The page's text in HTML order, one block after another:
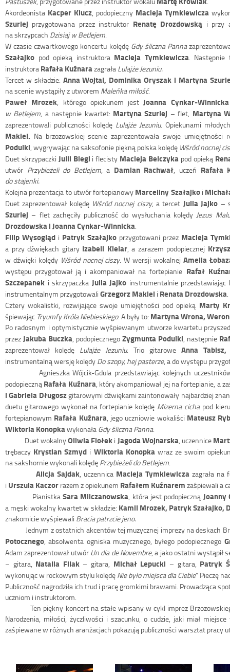
Akordeonista Kacper Klucz, podopieczny Macieja Tymkiewicza
Szurlej przygotowana przez instruktor Renatę Drozdowską i przy
na skrzypcach Dzisiaj w Betlejem.
W czasie czwartkowego koncertu kolędę Gdy śliczna Panna
Szałajko pod opieką instruktora Macieja Tymkiewicza. Następnie
instruktora Rafała Kuźnarazagrała Lulajże Jezuniu.
Tercet w składzie: Anna Wojtal, Dominika Oryszak i Martyna
na scenie wystąpiły z utworem Maleńka miłość.
Paweł Mrozek, którego opiekunem jestJoanna Cynkar-Winnicka
w Betlejem, a następnie kwartet: Martyna Szurlej – flet, Martyna
zaprezentowali publiczności kolędę Lulajże Jezuniu. Opiekunami
Makiel. Na brzozowskiej scenie zaprezentowała swoje umiejętności
Podulki, wygrywając na saksofonie piękną polska kolędę Wśród nocnej
Duet skrzypaczki Julii Biegi i flecisty Macieja Belczyka pod opieką
utwór Przybieżeli do Betlejem, a Damian Rachwał, uczeń Rafała
do stajenki.
Kolejna prezentacja to utwór fortepianowy Marceliny Szałajkoi
Duet zaprezentował kolędę Wśród nocnej ciszy, a tercet Julia Jajko –
Szurlej – flet zachęciły publiczność do wysłuchania kolędy Jezus
Drozdowska i Joanna Cynkar-Winnicka.
Filip Wysogląd i Patryk Szałajko przygotowani przez Macieja
a przy dźwiękach gitary Izabeli Kielar, a zarazem podopiecznej
w dźwięki kolędy Wśród nocnej ciszy. W wersji wokalnej Amelia
występu przygotował ją i akompaniował na fortepianie Rafał
Szczepanek i skrzypaczka Julia Jajko instrumentalnie
instrumentalnym przygotowali Grzegorz Makiel i Renata Drozdowska.
Cztery wokalistki, rozwijające swoje umiejętności pod opieką Marty
śpiewając Tryumfy Króla Niebieskiego. A były to: Martyna Wrona,
Po radosnym i optymistycznie wyśpiewanym utworze kwartetu
przez Jakuba Buczka, podopiecznego Zygmunta Podulki, następnie
zaprezentował kolędę Lulajże Jezuniu. Trio gitarowe Anna
instrumentalną wersję kolędy Do szopy, hej pasterze, a do występu
Agnieszka Wójcik-Gdula przedstawiając kolejnych uczestników
podopieczną Rafała Kuźnara, który akompaniował jej na fortepianie, a
i Gabriela Długoszgitarowymi dźwiękami zaintonowały najbardziej
duetu gitarowego wykonał na fortepianie kolędę Mizerna cichapod
fortepianowym Rafała Kuźnara, jego uczniowie wokaliści Mateusz
Wiktoria Konopkawykonała Gdy śliczna Panna.
Duet wokalnyOliwia Fiołek i Jagoda Wojnarska, uczennice
trębaczy Krystian Szmyd i Wiktoria Konopkawraz ze swoim
na sakshornie wykonali kolędę Przybieżeli do Betlejem.
Alicja Sajdak, uczennica Macieja Tymkiewicza zagrała na
i Urszula Kaczor razem z opiekunem Rafałem Kuźnarem zaśpiewali a
Pianistka Sara Milczanowska, która jest podopieczną
a męski wokalny kwartet w składzie: Kamil Mrozek, Patryk Szałajko,
znakomicie wyśpiewali Bracia patrzcie jeno.
Jednym z ostatnich akcentów tej muzycznej imprezy na deskach
Potocznego, absolwenta ogniska muzycznego, byłego podopiecznego
Adam zaprezentował utwór Un dia de Novembre, a jako ostatni wystąpił
– gitara, Natalia Filak– gitara, Michał Lepucki – gitara, Patryk
wykonując w rockowym stylu kolędę Nie było miejsca dla Ciebie” Pieczę
Publiczność nagrodziła ich trud i pracę gromkimi brawami. Prowadząca
uczniom i instruktorom.
Ten piękny koncert na stałe wpisany w cykl imprez
Narodzenia, miłości, życzliwości i szacunku, o cudzie, jaki miał
zaśpiewane w różnych aranżacjach pokazują publiczności warsztat